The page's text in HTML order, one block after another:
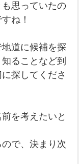
思っていたの
ね！
道に候補を探
ることなど到
探してくださ
を考えたいと
で、決まり次